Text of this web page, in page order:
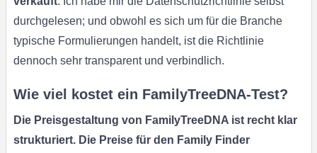
durchgelesen; und obwohl es sich um für die Branche
typische Formulierungen handelt, ist die Richtlinie
dennoch sehr transparent und verbindlich.
Wie viel kostet ein FamilyTreeDNA-Test?
Die Preisgestaltung von FamilyTreeDNA ist recht klar
strukturiert. Die Preise für den Family Finder